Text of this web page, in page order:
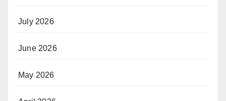
July 2026
June 2026
May 2026